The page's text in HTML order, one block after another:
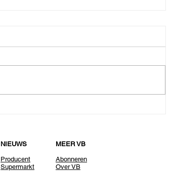
NIEUWS
Producent
Supermarkt
MEER VB
Abonneren
Over VB